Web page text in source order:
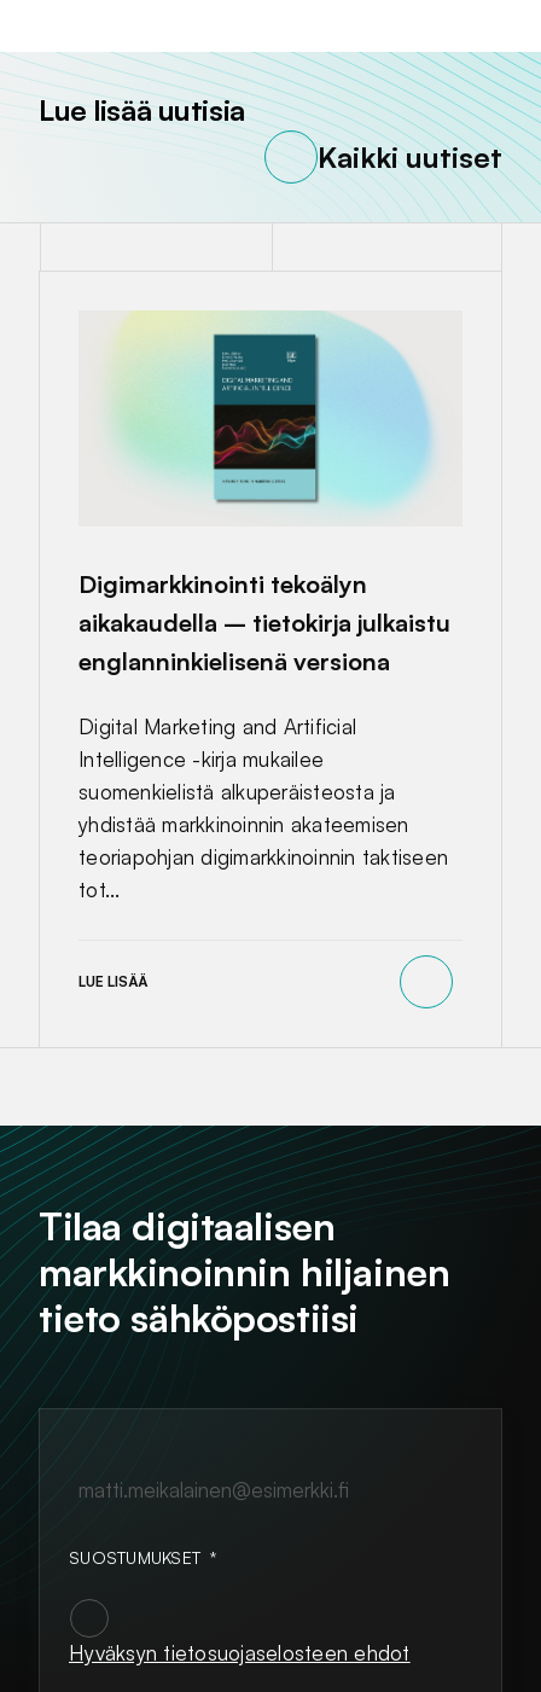
Lue lisää uutisia
Kaikki uutiset
Digimarkkinointi tekoälyn
aikakaudella – tietokirja julkaistu
englanninkielisenä versiona
Digital Marketing and Artificial
Intelligence -kirja mukailee
suomenkielistä alkuperäisteosta ja
yhdistää markkinoinnin akateemisen
teoriapohjan digimarkkinoinnin taktiseen
tot...
LUE LISÄÄ
Tilaa digitaalisen
markkinoinnin hiljainen
tieto sähköpostiisi
SUOSTUMUKSET *
Hyväksyn tietosuojaselosteen ehdot